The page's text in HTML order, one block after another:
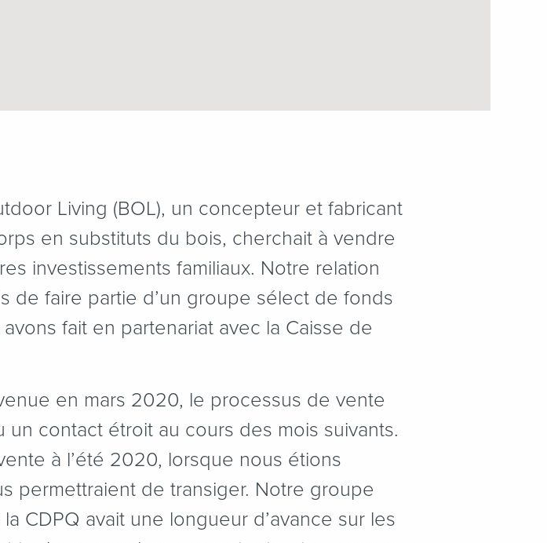
Living (BOL), un concepteur et fabricant
en substituts du bois, cherchait à vendre
investissements familiaux. Notre relation
de faire partie d’un groupe sélect de fonds
fait en partenariat avec la Caisse de
en mars 2020, le processus de vente
contact étroit au cours des mois suivants.
à l’été 2020, lorsque nous étions
permettraient de transiger. Notre groupe
CDPQ avait une longueur d’avance sur les